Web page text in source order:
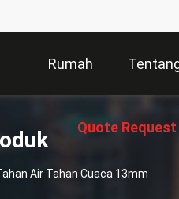
Rumah
Quote Request
Air Tahan Cuaca 13mm